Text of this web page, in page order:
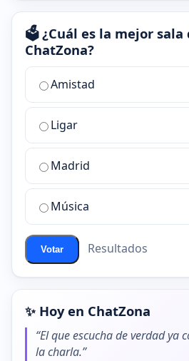
🗳️ ¿Cuál es la mejor sala
ChatZona?
¿Cuál
la
mejor
sala
chat
ChatZona?
Amistad
Ligar
Madrid
Música
Votar Resultados
✨ Hoy en ChatZona
“El que escucha de verdad ya
la charla.”